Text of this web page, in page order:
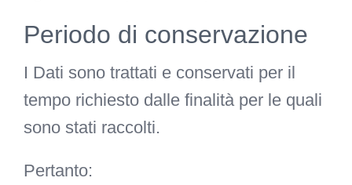
Periodo di conservazione
I Dati sono trattati e conservati per il
tempo richiesto dalle finalità per le quali
sono stati raccolti.
Pertanto: